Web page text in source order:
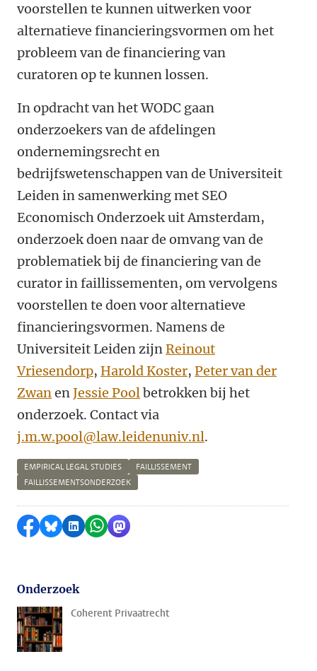
voorstellen te kunnen uitwerken voor
alternatieve financieringsvormen om het
probleem van de financiering van
curatoren op te kunnen lossen.
In opdracht van het WODC gaan
onderzoekers van de afdelingen
ondernemingsrecht en
bedrijfswetenschappen van de Universiteit
Leiden in samenwerking met SEO
Economisch Onderzoek uit Amsterdam,
onderzoek doen naar de omvang van de
problematiek bij de financiering van de
curator in faillissementen, om vervolgens
voorstellen te doen voor alternatieve
financieringsvormen. Namens de
Universiteit Leiden zijnReinout
Vriesendorp, Harold Koster, Peter van der
ZwanenJessie Poolbetrokken bij het
onderzoek. Contact via
j.m.w.pool@law.leidenuniv.nl.
EMPIRICAL LEGAL STUDIES
FAILLISSEMENT
FAILLISSEMENTSONDERZOEK
Delen op Facebook
Delen via Bluesky
Delen op LinkedIn
Delen via WhatsApp
Delen via Mastodon
Onderzoek
Coherent Privaatrecht